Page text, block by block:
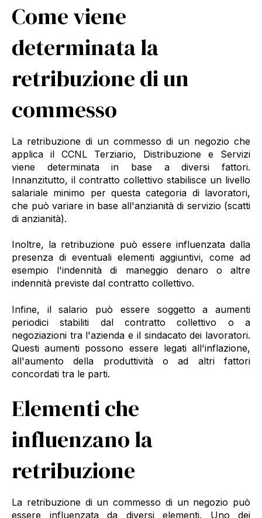
Come viene
determinata la
retribuzione di un
commesso
La retribuzione di un commesso di un negozio che
applica il CCNL Terziario, Distribuzione e Servizi
viene determinata in base a diversi fattori.
Innanzitutto, il contratto collettivo stabilisce un livello
salariale minimo per questa categoria di lavoratori,
che può variare in base all'anzianità di servizio (scatti
di anzianità).
Inoltre, la retribuzione può essere influenzata dalla
presenza di eventuali elementi aggiuntivi, come ad
esempio l'indennità di maneggio denaro o altre
indennità previste dal contratto collettivo.
Infine, il salario può essere soggetto a aumenti
periodici stabiliti dal contratto collettivo o a
negoziazioni tra l'azienda e il sindacato dei lavoratori.
Questi aumenti possono essere legati all'inflazione,
all'aumento della produttività o ad altri fattori
concordati tra le parti.
Elementi che
influenzano la
retribuzione
La retribuzione di un commesso di un negozio può
essere influenzata da diversi elementi. Uno dei